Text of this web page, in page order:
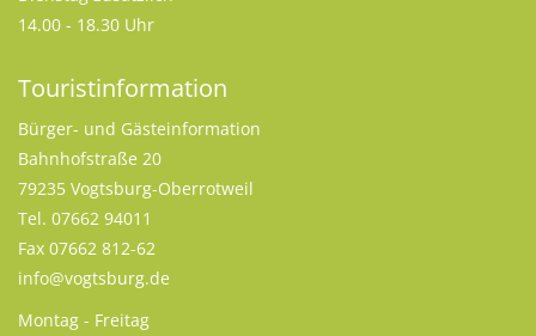
14.00 - 18.30 Uhr
Touristinformation
Bürger- und Gästeinformation
Bahnhofstraße 20
79235 Vogtsburg-Oberrotweil
Tel. 07662 94011
Fax 07662 812-62
info@vogtsburg.de
Montag - Freitag